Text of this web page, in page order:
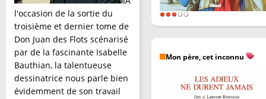
l'occasion de la sortie du
troisième et dernier tome de
Don Juan des Flots scénarisé
par de la fascinante Isabelle
Bauthian, la talentueuse
dessinatrice nous parle bien
évidemment de son travail
Mon père, cet inconnu